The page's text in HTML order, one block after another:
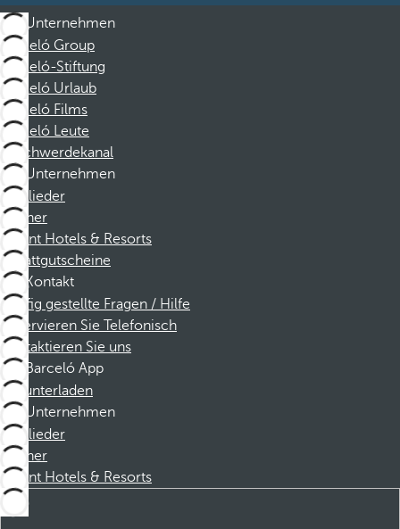
Unternehmen
Barceló Group
Barceló-Stiftung
Barceló Urlaub
Barceló Films
Barceló Leute
Beschwerdekanal
Unternehmen
Mitglieder
Partner
Dorint Hotels & Resorts
Rabattgutscheine
Kontakt
Häufig gestellte Fragen / Hilfe
Reservieren Sie Telefonisch
Kontaktieren Sie uns
Barceló App
Herunterladen
Unternehmen
Mitglieder
Partner
Dorint Hotels & Resorts